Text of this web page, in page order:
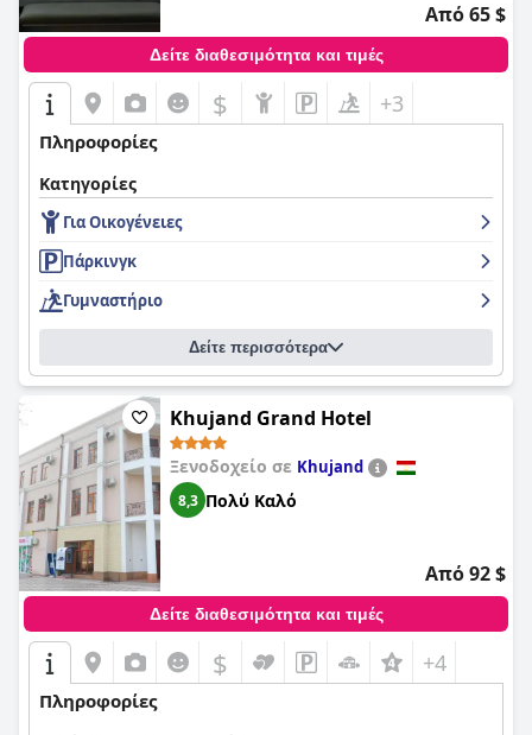
Από 65 $
Δείτε διαθεσιμότητα και τιμές
$ +3
Πληροφορίες
Κατηγορίες
Για Οικογένειες
Πάρκινγκ
Γυμναστήριο
Δείτε περισσότερα
Khujand Grand Hotel
Ξενοδοχείο σε Khujand
8,3 Πολύ Καλό
Από 92 $
Δείτε διαθεσιμότητα και τιμές
$ +4
Πληροφορίες